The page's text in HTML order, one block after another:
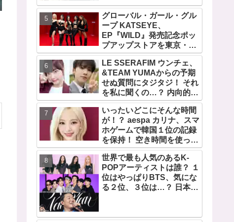
作者が明かすジミンへの思
い「彼の夢、そして彼の絶
望から生まれた歌」
グローバル・ガール・グル
ープ KATSEYE、
EP『WILD』発売記念ポッ
プアップストアを東京・原
宿で開催 限定グッズも登
場
LE SSERAFIM ウンチェ、
&TEAM YUMAからの予期
せぬ質問にタジタジ！ それ
を私に聞くの…？ 内向的で
あるからこそ答えに困る彼
女のリアクションがかわい
すぎる
いったいどこにそんな時間
が！？ aespa カリナ、スマ
ホゲームで韓国１位の記録
を保持！ 空き時間を使って
１万回ものミニゲームをク
リア「芸能人たちが時間が
ないと言っているのは全部
嘘」
世界で最も人気のあるK-
POPアーティストは誰？ １
位はやっぱりBTS、気にな
る２位、３位は…？ 日本の
の個性あふれるデータに注